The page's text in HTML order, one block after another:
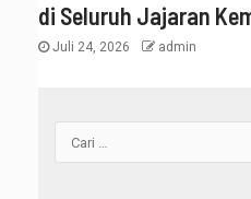
di Seluruh Jajaran
Juli 24, 2026 admin